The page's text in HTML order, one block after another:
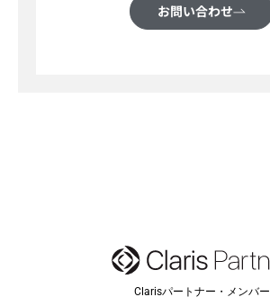
お問い合わせ
Clarisパートナー・メンバー